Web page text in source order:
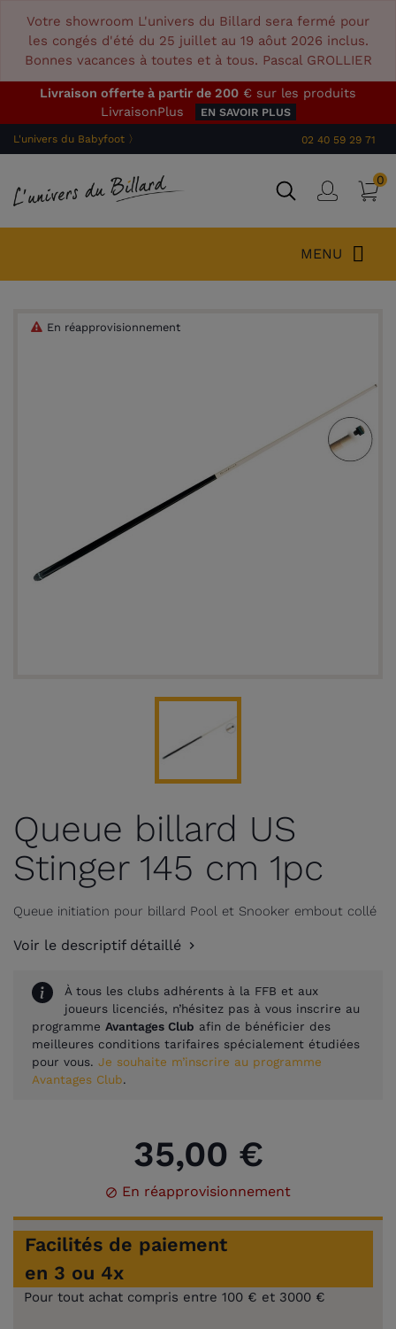
Votre showroom L'univers du Billard sera fermé pour
les congés d'été du 25 juillet au 19 aôut 2026 inclus.
Bonnes vacances à toutes et à tous. Pascal GROLLIER
Livraison offerte à partir de 200 € sur les produits
LivraisonPlus
EN SAVOIR PLUS
L'univers du Babyfoot 〉 02 40 59 29 71
0
MENU
En réapprovisionnement
Queue billard US
Stinger 145 cm 1pc
Queue initiation pour billard Pool et Snooker embout collé
Voir le descriptif détaillé
À tous les clubs adhérents à la FFB et aux
joueurs licenciés, n’hésitez pas à vous inscrire au
programme Avantages Club afin de bénéficier des
meilleures conditions tarifaires spécialement étudiées
pour vous. Je souhaite m’inscrire au programme
Avantages Club.
35,00 €
 En réapprovisionnement
Facilités de paiement
en 3 ou 4x
Pour tout achat compris entre 100 € et 3000 €